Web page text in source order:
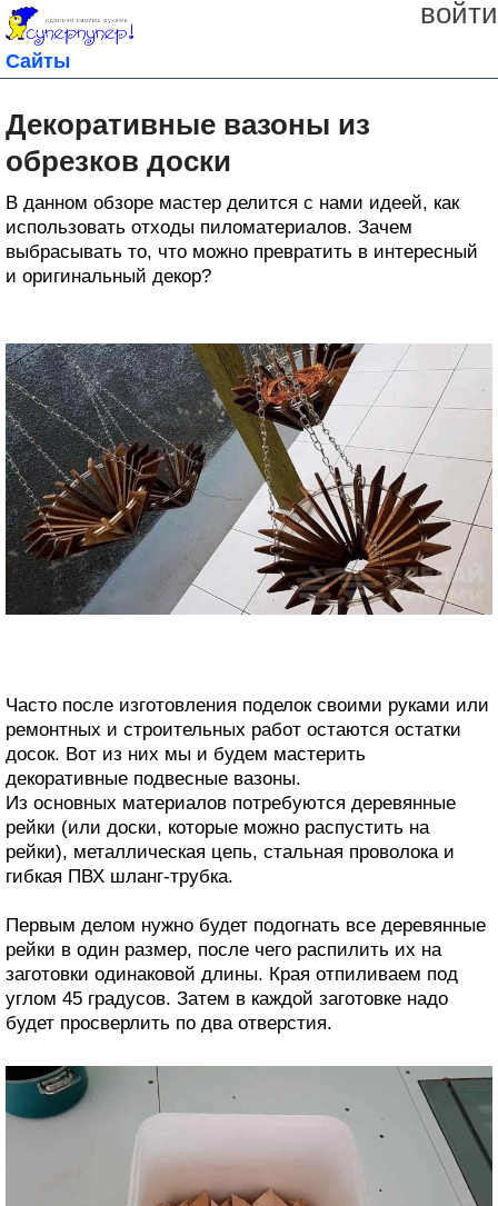
войти
Сайты
Декоративные вазоны из
обрезков доски
В данном обзоре мастер делится с нами идеей, как
использовать отходы пиломатериалов. Зачем
выбрасывать то, что можно превратить в интересный
и оригинальный декор?
Часто после изготовления поделок своими руками или
ремонтных и строительных работ остаются остатки
досок. Вот из них мы и будем мастерить
декоративные подвесные вазоны.
Из основных материалов потребуются деревянные
рейки (или доски, которые можно распустить на
рейки), металлическая цепь, стальная проволока и
гибкая ПВХ шланг-трубка.
Первым делом нужно будет подогнать все деревянные
рейки в один размер, после чего распилить их на
заготовки одинаковой длины. Края отпиливаем под
углом 45 градусов. Затем в каждой заготовке надо
будет просверлить по два отверстия.